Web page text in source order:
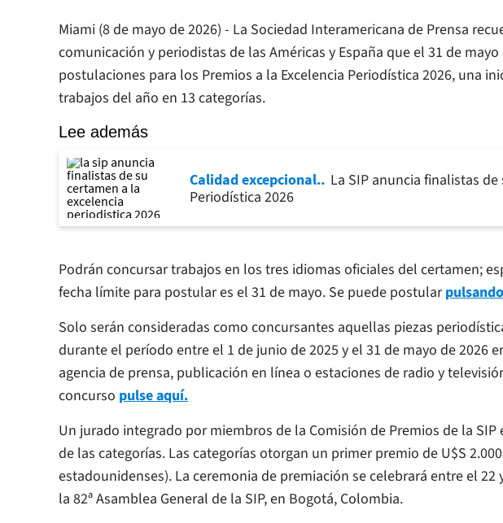
Miami (8 de mayo de 2026) - La Sociedad Interamericana de Prensa
comunicación y periodistas de las Américas y España que el 31 de
postulaciones para los Premios a la Excelencia Periodística 2026, una
trabajos del año en 13 categorías.
Lee además
Calidad excepcional. La SIP anuncia finalistas
Periodística 2026
Podrán concursar trabajos en los tres idiomas oficiales del certamen;
fecha límite para postular es el 31 de mayo. Se puede postular
Solo serán consideradas como concursantes aquellas piezas
durante el período entre el 1 de junio de 2025 y el 31 de mayo de 2026
agencia de prensa, publicación en línea o estaciones de radio y
concurso pulse aquí.
Un jurado integrado por miembros de la Comisión de Premios de la SIP
de las categorías. Las categorías otorgan un primer premio de U$S
estadounidenses). La ceremonia de premiación se celebrará entre el
la 82ª Asamblea General de la SIP, en Bogotá, Colombia.